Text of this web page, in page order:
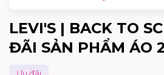
LEVI'S | BACK TO
ĐÃI SẢN PHẨM ÁO
Ưu đãi